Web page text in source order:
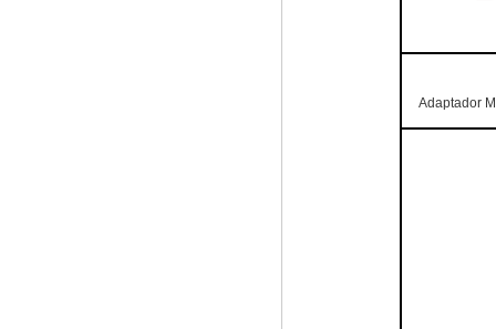
Adaptador